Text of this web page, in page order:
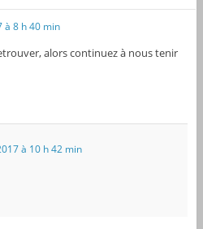
à 8 h 40 min
alors continuez à nous tenir
à 10 h 42 min